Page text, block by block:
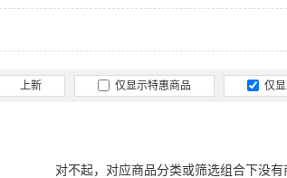
上新 仅显示特惠商品 仅
对不起，对应商品分类或筛选组合下没有